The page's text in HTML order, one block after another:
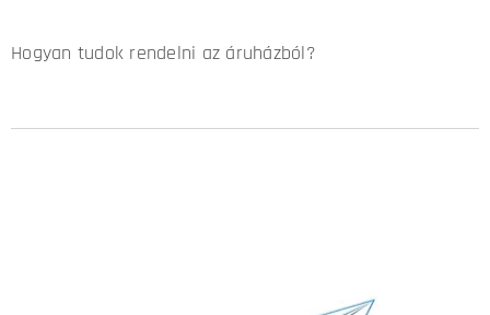
Hogyan tudok rendelni az áruházból?